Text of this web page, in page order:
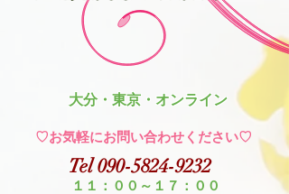
​大分・東京・オンライン
​♡お気軽にお問い合わせください♡
Tel090-5824-9232
１１：００～１７：００